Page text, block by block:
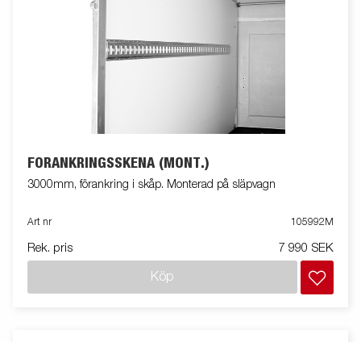
FÖRANKRINGSSKENA (MONT.)
3000mm, förankring i skåp. Monterad på släpvagn
Art nr 105992M
Rek. pris 7 990 SEK
Köp